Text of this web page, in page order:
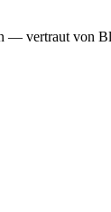
— vertraut von